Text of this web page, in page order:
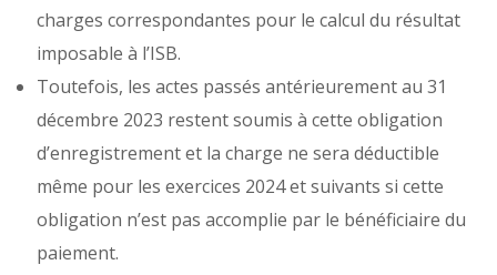
charges correspondantes pour le calcul du résultat
imposable à l’ISB.
Toutefois, les actes passés antérieurement au 31
décembre 2023 restent soumis à cette obligation
d’enregistrement et la charge ne sera déductible
même pour les exercices 2024 et suivants si cette
obligation n’est pas accomplie par le bénéficiaire du
paiement.